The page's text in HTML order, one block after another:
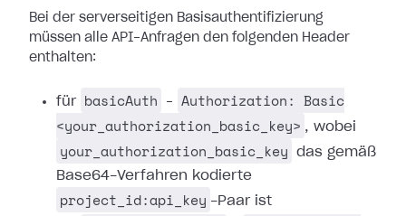
Bei der serverseitigen Basisauthentifizierung
müssen alle API-Anfragen den folgenden Header
enthalten:
für basicAuth –
Authorization: Basic
<your_authorization_basic_key> , wobei
your_authorization_basic_key
das gemäß
Base64-Verfahren kodierte
project_id:api_key -Paar ist